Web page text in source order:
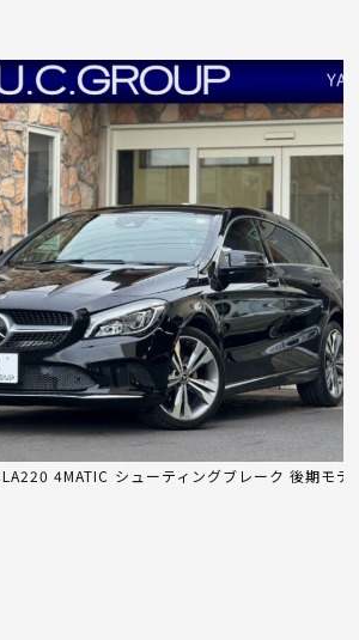
4MATIC シューティングブレーク 後期モデ